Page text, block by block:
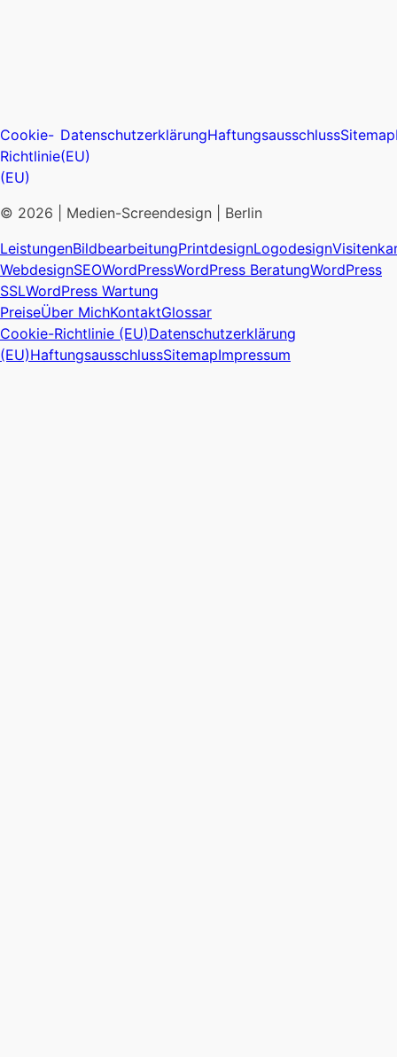
Cookie-
Richtlinie
(EU)
Datenschutzerklärung
(EU)
HaftungsausschlussSitemap
© 2026 | Medien-Screendesign | Berlin
LeistungenBildbearbeitungPrintdesignLogodesign
WebdesignSEOWordPressWordPress BeratungWordPress
SSLWordPress Wartung
PreiseÜber MichKontaktGlossar
Cookie-Richtlinie (EU)Datenschutzerklärung
(EU)HaftungsausschlussSitemapImpressum